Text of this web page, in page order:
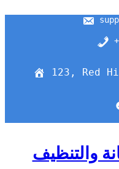
123, Red
والتنظيف